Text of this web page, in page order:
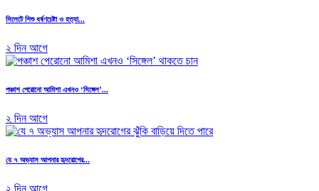
সিলেটে শিশু ধর্ষণচেষ্টা ও হত্যা...
২ দিন আগে
পঞ্চাশ পেরোনো আমিশা এখনও ‘সিঙ্গেল’...
২ দিন আগে
যে ৭ অভ্যাস আপনার হৃদরোগের...
২ দিন আগে